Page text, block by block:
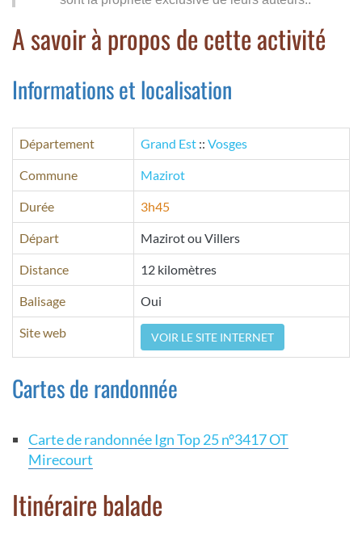
A savoir à propos de cette activité
Informations et localisation
Département Grand Est :: Vosges
Commune Mazirot
Durée 3h45
Départ Mazirot ou Villers
Distance 12 kilomètres
Balisage Oui
Site web VOIR LE SITE INTERNET
Cartes de randonnée
Carte de randonnée Ign Top 25 n°3417 OT
Mirecourt
Itinéraire balade